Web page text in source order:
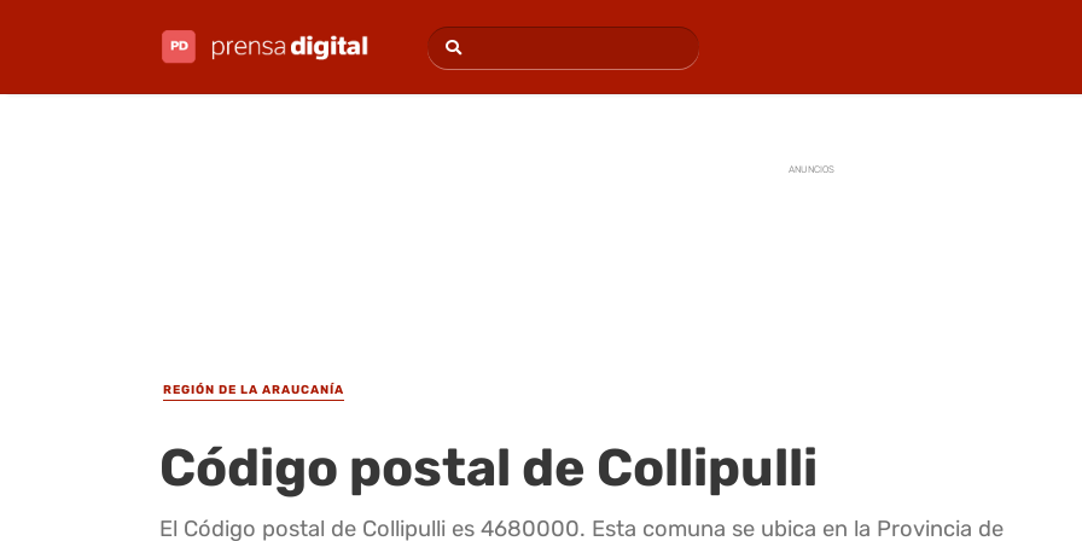
ANUNCIOS
REGIÓN DE LA ARAUCANÍA
Código postal de Collipulli
El Código postal de Collipulli es 4680000. Esta comuna se ubica en la Provincia de